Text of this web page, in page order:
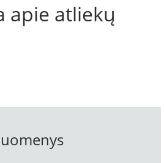
apie atliekų